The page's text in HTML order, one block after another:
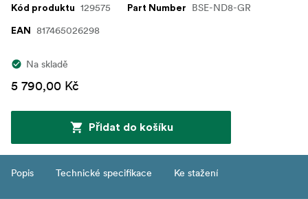
Kód produktu 129575 Part Number BSE-ND8-GR
EAN 817465026298
Na skladě
5 790,00 Kč
Přidat do košíku
Popis Technické specifikace Ke stažení